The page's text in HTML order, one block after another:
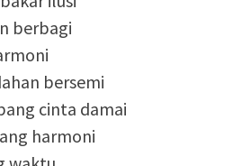
berbagi
bersemi
cinta damai
harmoni